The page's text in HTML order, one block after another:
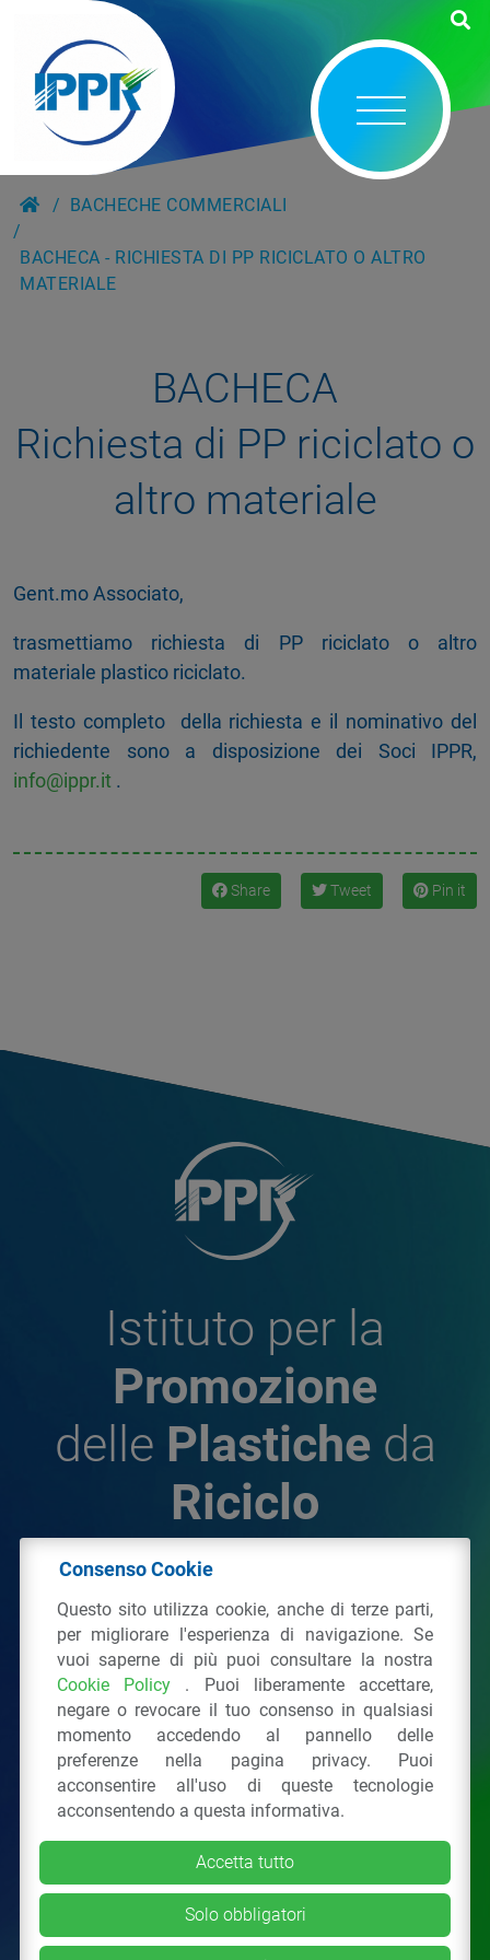
BACHECHE COMMERCIALI
BACHECA - RICHIESTA DI PP RICICLATO O ALTRO
MATERIALE
BACHECA
Richiesta di PP riciclato o
altro materiale
Gent.mo Associato,
trasmettiamo richiesta di PP riciclato o altro
materiale plastico riciclato.
Il testo completo della richiesta e il nominativo del
richiedente sono a disposizione dei Soci IPPR,
info@ippr.it .
Share Tweet Pin it
Istituto per la
Promozione
delle Plastiche da
Riciclo
Plastiche da Riciclo
C.F. 97381090154
Via San Vittore 36 20123Milano (MI)
Tel.: 02 43928225.
Tutti i diritti riservati Privacy Policy &Cookie
Consenso Cookie
Questo sito utilizza cookie, anche di terze parti,
per migliorare l'esperienza di navigazione. Se
vuoi saperne di più puoi consultare la nostra
Cookie Policy . Puoi liberamente accettare,
negare o revocare il tuo consenso in qualsiasi
momento accedendo al pannello delle
preferenze nella pagina privacy. Puoi
acconsentire all'uso di queste tecnologie
acconsentendo a questa informativa.
Accetta tutto
Solo obbligatori